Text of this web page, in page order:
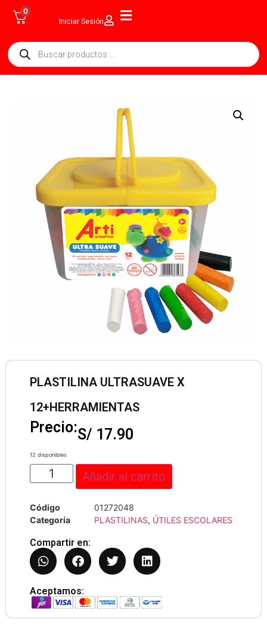
0
Iniciar Sesión
PLASTILINA ULTRASUAVE X
12+HERRAMIENTAS
Precio:S/ 17.90
12 disponibles
Añadir al carrito
Código
01272048
Categoría
PLASTILINAS, ÚTILES ESCOLARES
Compartir en:
Aceptamos: